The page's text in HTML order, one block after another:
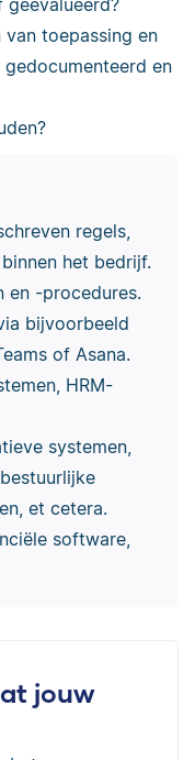
toepassing en
en
regels,
het bedrijf.
en -procedures.
bijvoorbeeld
of Asana.
HRM-
systemen,
et cetera.
software,
jouw